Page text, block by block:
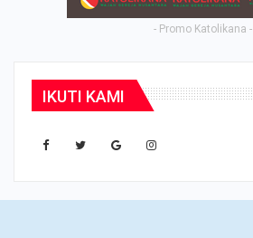
- Promo Katolikana -
IKUTI KAMI